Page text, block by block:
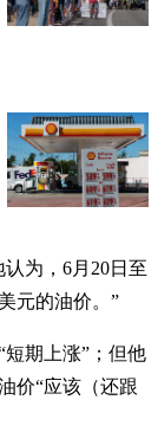
为，6月20日至
元的油价。”
期上涨”；但他
价“应该（还跟